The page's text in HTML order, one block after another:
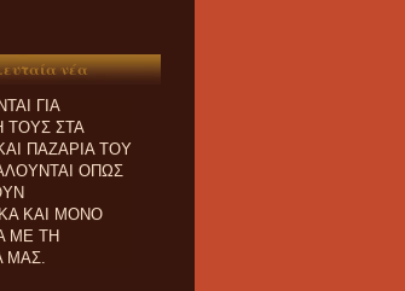
νέα
ΠΟΥ
ΓΙΑ
ΣΤΑ
ΠΑZΑΡΙΑ ΤΟΥ
ΟΠΩΣ
ΚΑΙ ΜΟΝΟ
ΜΕ ΤΗ
ΜΑΣ.